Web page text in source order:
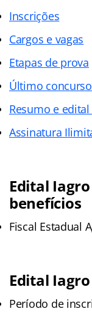
Inscrições
Cargos e vagas
Etapas de prova
Último concurso
Resumo e
Assinatura
Edital
benefícios
Fiscal Estadual
Edital
Período de